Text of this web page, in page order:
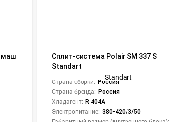
Сплит-система Polair SM 337 S
Standart
Страна сборки: Россия
Страна бренда: Россия
Хладагент: R 404A
Электропитание: 380-420/3/50